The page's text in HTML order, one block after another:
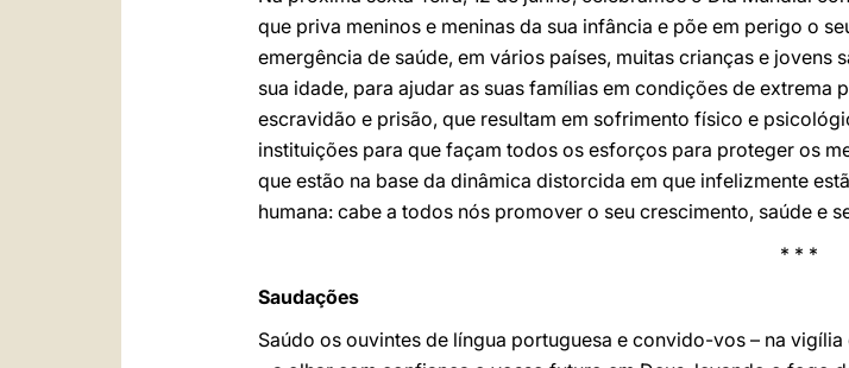
que priva meninos e meninas da sua infância e põe em perigo o
emergência de saúde, em vários países, muitas crianças e
sua idade, para ajudar as suas famílias em condições de
escravidão e prisão, que resultam em sofrimento físico e
instituições para que façam todos os esforços para proteger os
que estão na base da dinâmica distorcida em que infelizmente
humana: cabe a todos nós promover o seu crescimento, saúde e
* * *
Saudações
Saúdo os ouvintes de língua portuguesa e convido-vos – na